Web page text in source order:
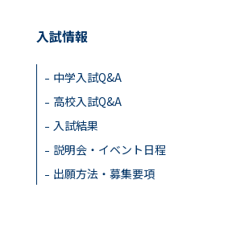
入試情報
中学入試Q&A
高校入試Q&A
入試結果
説明会・イベント日程
出願方法・募集要項